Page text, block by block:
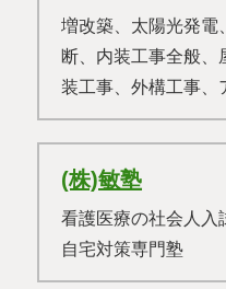
増改築、太陽光発電
断、内装工事全般、
装工事、外構工事、
(株)敏塾
看護医療の社会人入
自宅対策専門塾